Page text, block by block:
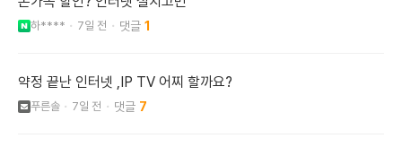
하**** 7일 전 1
약정 끝난 인터넷 ,IP TV 어찌 할까요?
푸른솔 7일 전 7